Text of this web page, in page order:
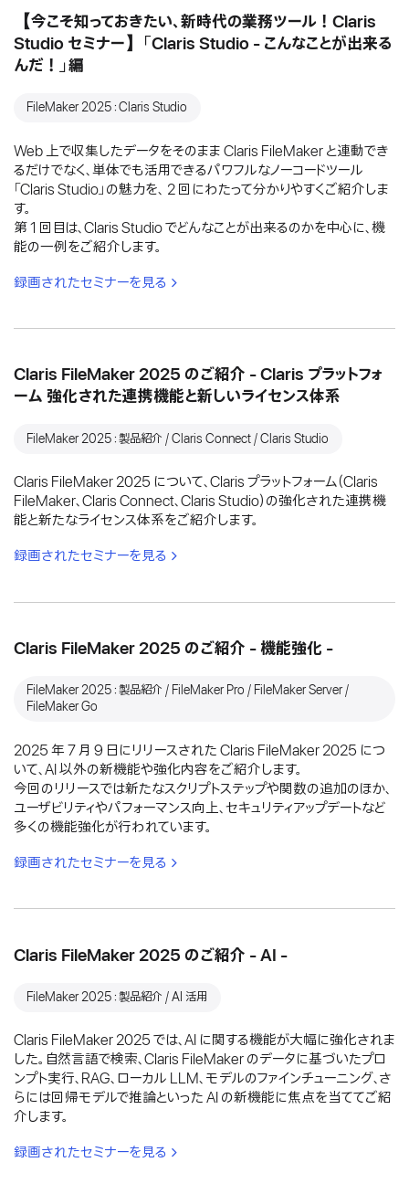
【今こそ知っておきたい、新時代の業務ツール！Claris
Studio セミナー】「Claris Studio - こんなことが出来る
んだ！」編
FileMaker 2025：Claris Studio
Web 上で収集したデータをそのまま Claris FileMaker と連動でき
るだけでなく、単体でも活用できるパワフルなノーコードツール
「Claris Studio」の魅力を、 2 回にわたって分かりやすくご紹介しま
す。
第 1 回目は、Claris Studio でどんなことが出来るのかを中心に、機
能の一例をご紹介します。
録画されたセミナーを見る
Claris FileMaker 2025 のご紹介 - Claris プラットフォ
ーム 強化された連携機能と新しいライセンス体系
FileMaker 2025：製品紹介 / Claris Connect / Claris Studio
Claris FileMaker 2025 について、Claris プラットフォーム（Claris
FileMaker、Claris Connect、Claris Studio）の強化された連携機
能と新たなライセンス体系をご紹介します。
録画されたセミナーを見る
Claris FileMaker 2025 のご紹介 - 機能強化 -
FileMaker 2025：製品紹介 / FileMaker Pro / FileMaker Server /
FileMaker Go
2025 年 7 月 9 日にリリースされた Claris FileMaker 2025 につ
いて、AI 以外の新機能や強化内容をご紹介します。
今回のリリースでは新たなスクリプトステップや関数の追加のほか、
ユーザビリティやパフォーマンス向上、セキュリティアップデートなど
多くの機能強化が行われています。
録画されたセミナーを見る
Claris FileMaker 2025 のご紹介 - AI -
FileMaker 2025：製品紹介 / AI 活用
Claris FileMaker 2025 では、AI に関する機能が大幅に強化されま
した。自然言語で検索、Claris FileMaker のデータに基づいたプロ
ンプト実行、RAG、ローカル LLM、モデルのファインチューニング、さ
らには回帰モデルで推論といった AI の新機能に焦点を当ててご紹
介します。
録画されたセミナーを見る